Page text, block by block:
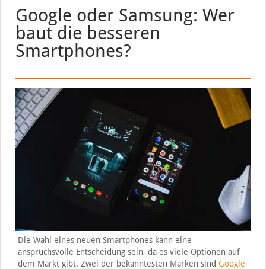
Google oder Samsung: Wer
baut die besseren
Smartphones?
Die Wahl eines neuen Smartphones kann eine
anspruchsvolle Entscheidung sein, da es viele Optionen auf
dem Markt gibt. Zwei der bekanntesten Marken sind Google